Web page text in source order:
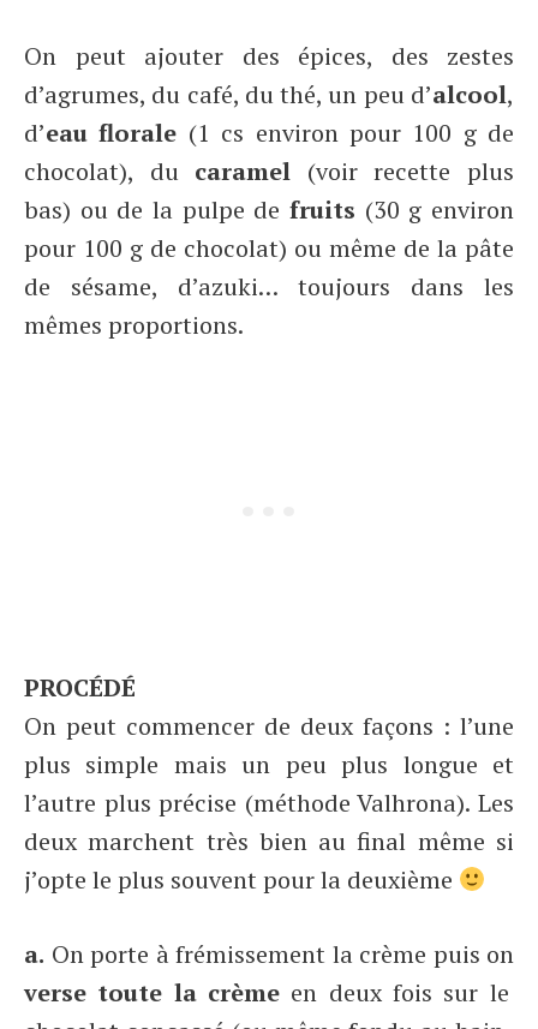
On peut ajouter des épices, des zestes
d’agrumes, du café, du thé, un peu d’alcool,
d’eau florale (1 cs environ pour 100 g de
chocolat), du caramel (voir recette plus
bas) ou de la pulpe de fruits (30 g environ
pour 100 g de chocolat) ou même de la pâte
de sésame, d’azuki… toujours dans les
mêmes proportions.
PROCÉDÉ
On peut commencer de deux façons : l’une
plus simple mais un peu plus longue et
l’autre plus précise (méthode Valhrona). Les
deux marchent très bien au final même si
j’opte le plus souvent pour la deuxième
a. On porte à frémissement la crème puis on
verse toute la crème en deux fois sur le